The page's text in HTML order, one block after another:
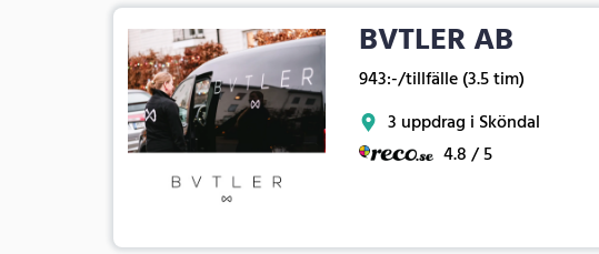
BVTLER AB
943:-/tillfälle (3.5 tim)
3 uppdrag i Sköndal
4.8 / 5